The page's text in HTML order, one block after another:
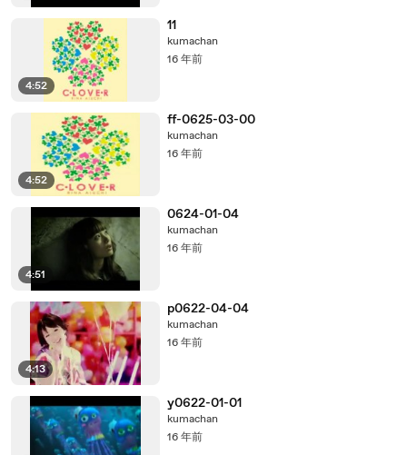
4:52
11
kumachan
16 年前
4:52
ff-0625-03-00
kumachan
16 年前
4:51
0624-01-04
kumachan
16 年前
4:13
p0622-04-04
kumachan
16 年前
y0622-01-01
kumachan
16 年前